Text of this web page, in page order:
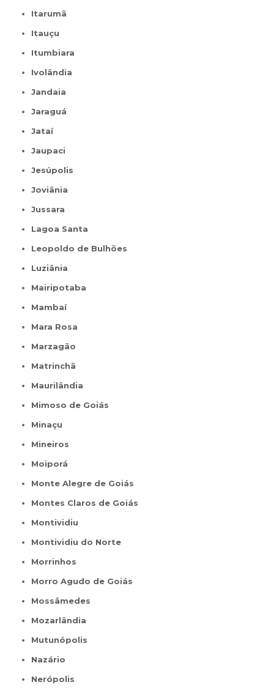
Itarumã
Itauçu
Itumbiara
Ivolândia
Jandaia
Jaraguá
Jataí
Jaupaci
Jesúpolis
Joviânia
Jussara
Lagoa Santa
Leopoldo de Bulhões
Luziânia
Mairipotaba
Mambaí
Mara Rosa
Marzagão
Matrinchã
Maurilândia
Mimoso de Goiás
Minaçu
Mineiros
Moiporá
Monte Alegre de Goiás
Montes Claros de Goiás
Montividiu
Montividiu do Norte
Morrinhos
Morro Agudo de Goiás
Mossâmedes
Mozarlândia
Mutunópolis
Nazário
Nerópolis